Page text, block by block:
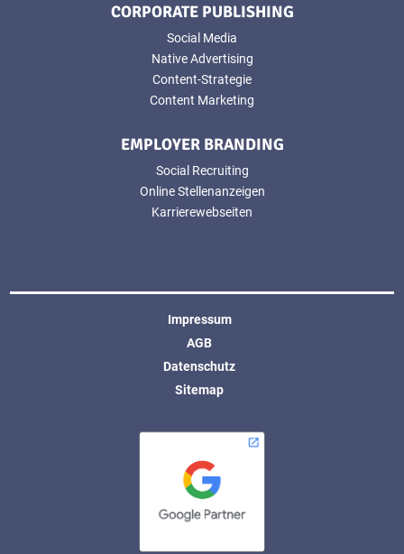
CORPORATE PUBLISHING
Social Media
Native Advertising
Content-Strategie
Content Marketing
EMPLOYER BRANDING
Social Recruiting
Online Stellenanzeigen
Karrierewebseiten
Impressum
AGB
Datenschutz
Sitemap